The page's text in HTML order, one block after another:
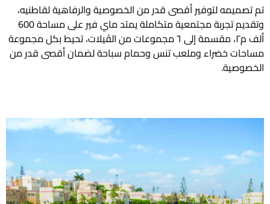
لتوفير أقصى قدر من الخصوصية والرفاهية لقاطنيه،
وتقديم تجربة مجتمعية متكاملة يمتد ماي فير على مساحة 600
ألف م٢، مقسمة إلى ٦ مجموعات من الڤيلات، تحيط بكل مجموعة
خضراء وملعب تنس وحمام سباحة لضمان أقصى قدر من